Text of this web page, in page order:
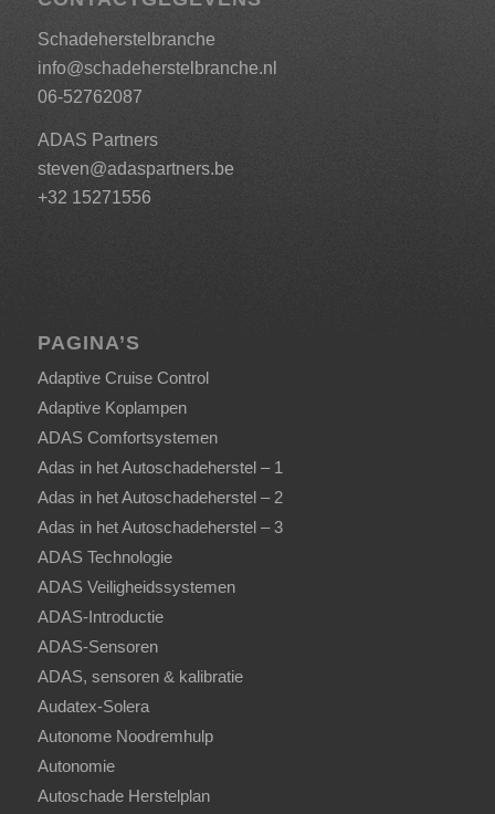
Schadeherstelbranche
info@schadeherstelbranche.nl
06-52762087
ADAS Partners
steven@adaspartners.be
+32 15271556
PAGINA’S
Adaptive Cruise Control
Adaptive Koplampen
ADAS Comfortsystemen
Adas in het Autoschadeherstel – 1
Adas in het Autoschadeherstel – 2
Adas in het Autoschadeherstel – 3
ADAS Technologie
ADAS Veiligheidssystemen
ADAS-Introductie
ADAS-Sensoren
ADAS, sensoren & kalibratie
Audatex-Solera
Autonome Noodremhulp
Autonomie
Autoschade Herstelplan